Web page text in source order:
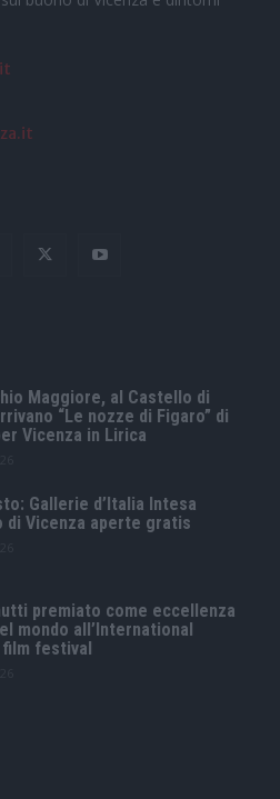
Maggiore, al Castello di
“Le nozze di Figaro” di
Vicenza in Lirica
Gallerie d’Italia Intesa
di Vicenza aperte gratis
premiato come eccellenza
mondo all’International
festival